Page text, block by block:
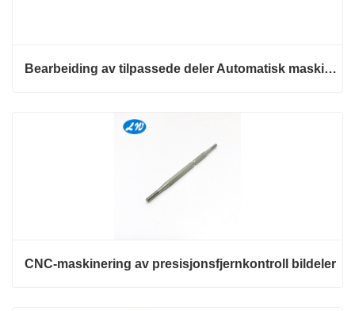
Bearbeiding av tilpassede deler Automatisk maskinering av CNC-deler
CNC-maskinering av presisjonsfjernkontroll bildeler